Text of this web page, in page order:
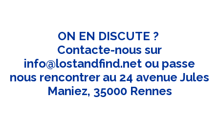
ON EN DISCUTE ?
Contacte-nous sur
info@lostandfind.net ou passe
nous rencontrer au 24 avenue Jules
Maniez, 35000 Rennes